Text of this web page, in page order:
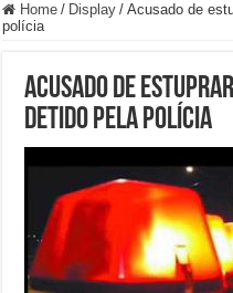
Home / Display / Acusado de
polícia
Acusado de
detido pela polícia